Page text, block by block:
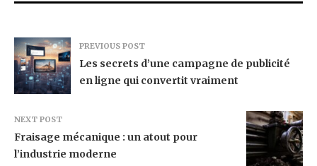
PREVIOUS POST
Les secrets d’une campagne de publicité
en ligne qui convertit vraiment
NEXT POST
Fraisage mécanique : un atout pour
l’industrie moderne